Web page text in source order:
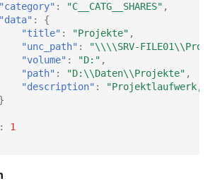
"category" : "C__CATG__SHARES" ,
"data" :
{
"title" : "Projekte" ,
"unc_path" :
"\\\\SRV-
"volume" : "D:" ,
"path" : "D:\\Daten\\Projekte" ,
"description" :
"Projektlaufwerk,
}
:
1